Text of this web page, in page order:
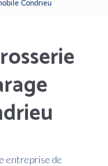
Condrieu
entreprise de